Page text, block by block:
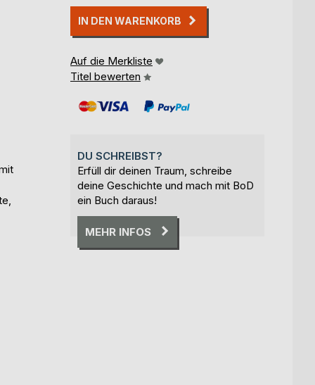
IN DEN WARENKORB
Auf die Merkliste
Titel bewerten
DU SCHREIBST?
Erfüll dir deinen Traum, schreibe
deine Geschichte und mach mit BoD
ein Buch daraus!
MEHR INFOS